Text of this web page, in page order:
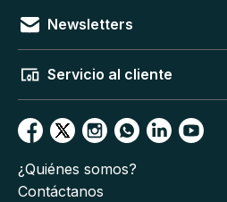
Newsletters
Servicio al cliente
¿Quiénes somos?
Contáctanos